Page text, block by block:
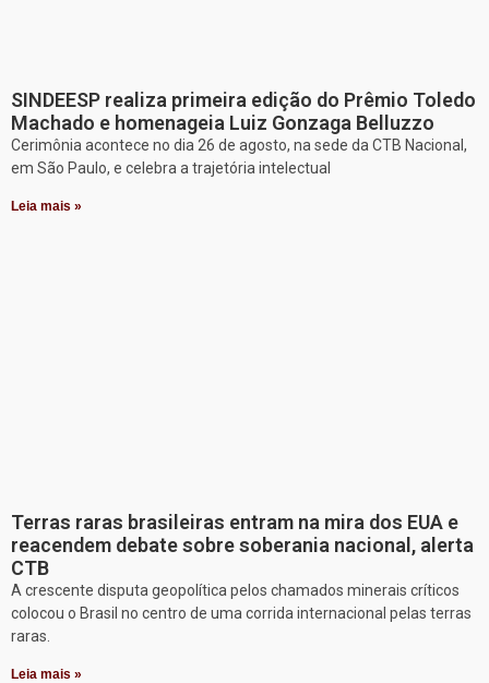
SINDEESP realiza primeira edição do Prêmio Toledo
Machado e homenageia Luiz Gonzaga Belluzzo
Cerimônia acontece no dia 26 de agosto, na sede da CTB Nacional,
em São Paulo, e celebra a trajetória intelectual
Leia mais »
Terras raras brasileiras entram na mira dos EUA e
reacendem debate sobre soberania nacional, alerta
CTB
A crescente disputa geopolítica pelos chamados minerais críticos
colocou o Brasil no centro de uma corrida internacional pelas terras
raras.
Leia mais »